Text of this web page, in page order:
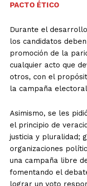
PACTO ÉTICO
Durante el
los candidatos
promoción de la
cualquier acto que
otros, con el
la campaña
Asimismo, se les
el principio de
justicia y pluralidad;
organizaciones
una campaña libre
fomentando el
lograr un voto